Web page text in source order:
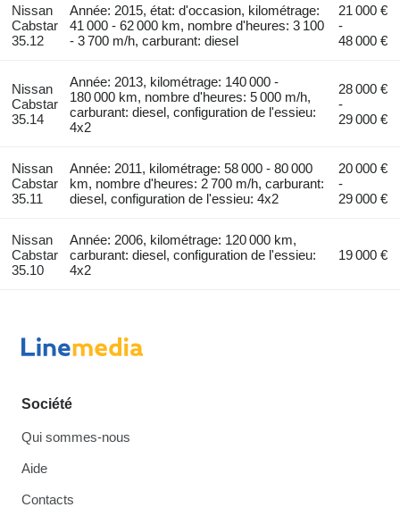
Nissan
Cabstar
35.12
Année: 2015, état: d'occasion, kilométrage:
41 000 - 62 000 km, nombre d'heures: 3 100
- 3 700 m/h, carburant: diesel
21 000 €
-
48 000 €
Nissan
Cabstar
35.14
Année: 2013, kilométrage: 140 000 -
180 000 km, nombre d'heures: 5 000 m/h,
carburant: diesel, configuration de l'essieu:
4x2
28 000 €
-
29 000 €
Nissan
Cabstar
35.11
Année: 2011, kilométrage: 58 000 - 80 000
km, nombre d'heures: 2 700 m/h, carburant:
diesel, configuration de l'essieu: 4x2
20 000 €
-
29 000 €
Nissan
Cabstar
35.10
Année: 2006, kilométrage: 120 000 km,
carburant: diesel, configuration de l'essieu:
4x2
19 000 €
Société
Qui sommes-nous
Aide
Contacts